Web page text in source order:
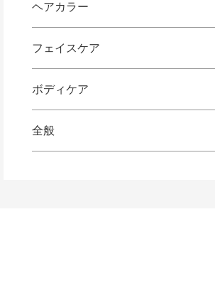
ヘアカラー
フェイスケア
ボディケア
全般